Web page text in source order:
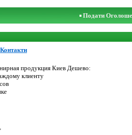
Подати
Контакти
продукция Киев Дешево:
клиенту